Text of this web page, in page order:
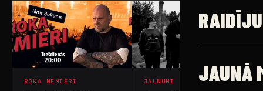
JAUNĀ
ROKA NEMIERI JAUNUMI